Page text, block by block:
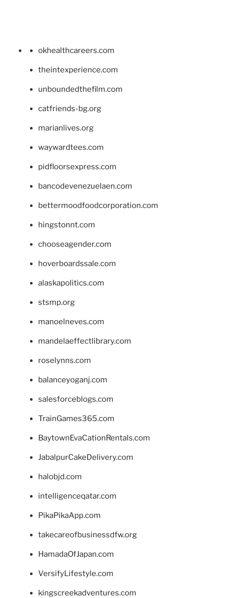
okhealthcareers.com
theintexperience.com
unboundedthefilm.com
catfriends-bg.org
marianlives.org
waywardtees.com
pidfloorsexpress.com
bancodevenezuelaen.com
bettermoodfoodcorporation.com
hingstonnt.com
chooseagender.com
hoverboardssale.com
alaskapolitics.com
stsmp.org
manoelneves.com
mandelaeffectlibrary.com
roselynns.com
balanceyoganj.com
salesforceblogs.com
TrainGames365.com
BaytownEvaCationRentals.com
JabalpurCakeDelivery.com
halobjd.com
intelligenceqatar.com
PikaPikaApp.com
takecareofbusinessdfw.org
HamadaOfJapan.com
VersifyLifestyle.com
kingscreekadventures.com